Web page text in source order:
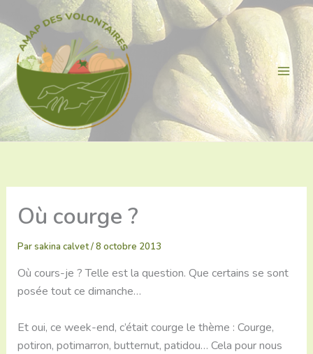
au
contenu
Où courge ?
Parsakina calvet/8 octobre 2013
Où cours-je ? Telle est la question. Que certains se sont
posée tout ce dimanche…
Et oui, ce week-end, c’était courge le thème : Courge,
potiron, potimarron, butternut, patidou… Cela pour nous